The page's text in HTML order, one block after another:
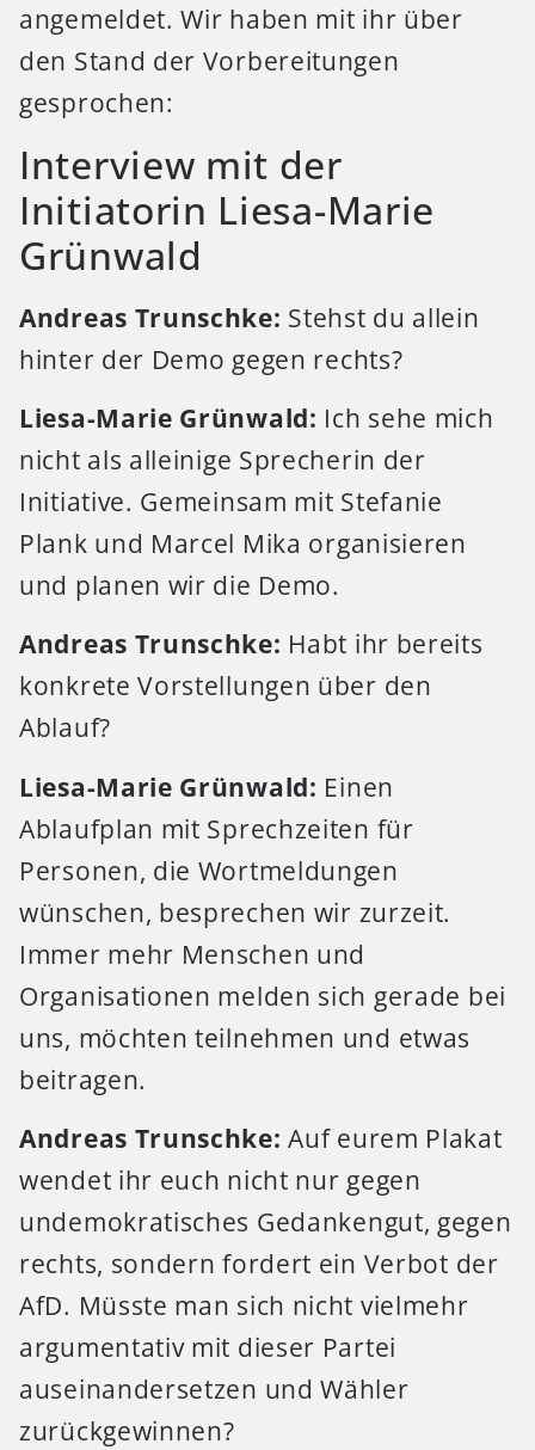
angemeldet. Wir haben mit ihr über
den Stand der Vorbereitungen
gesprochen:
Interview mit der
Initiatorin Liesa-Marie
Grünwald
Andreas Trunschke: Stehst du allein
hinter der Demo gegen rechts?
Liesa-Marie Grünwald: Ich sehe mich
nicht als alleinige Sprecherin der
Initiative. Gemeinsam mit Stefanie
Plank und Marcel Mika organisieren
und planen wir die Demo.
Andreas Trunschke: Habt ihr bereits
konkrete Vorstellungen über den
Ablauf?
Liesa-Marie Grünwald: Einen
Ablaufplan mit Sprechzeiten für
Personen, die Wortmeldungen
wünschen, besprechen wir zurzeit.
Immer mehr Menschen und
Organisationen melden sich gerade bei
uns, möchten teilnehmen und etwas
beitragen.
Andreas Trunschke: Auf eurem Plakat
wendet ihr euch nicht nur gegen
undemokratisches Gedankengut, gegen
rechts, sondern fordert ein Verbot der
AfD. Müsste man sich nicht vielmehr
argumentativ mit dieser Partei
auseinandersetzen und Wähler
zurückgewinnen?